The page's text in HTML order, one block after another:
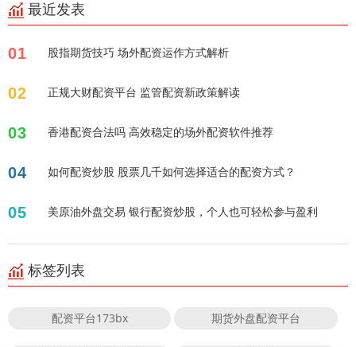
最近发表
01 股指期货技巧 场外配资运作方式解析
02 正规大财配资平台 监管配资新政策解读
03 香港配资合法吗 高效稳定的场外配资软件推荐
04 如何配资炒股 股票几千如何选择适合的配资方式？
05 美原油外盘交易 银行配资炒股，个人也可轻松参与盈利
标签列表
配资平台173bx 期货外盘配资平台